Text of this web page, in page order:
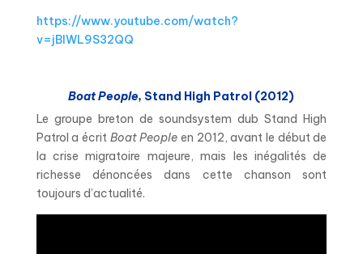
https://www.youtube.com/watch?
v=jBIWL9S32QQ
Boat People, Stand High Patrol (2012)
Le groupe breton de soundsystem dub Stand High
Patrol a écrit Boat People en 2012, avant le début de
la crise migratoire majeure, mais les inégalités de
richesse dénoncées dans cette chanson sont
toujours d’actualité.